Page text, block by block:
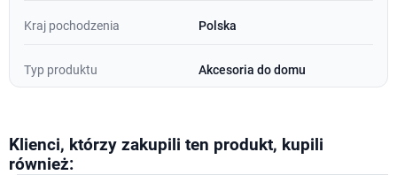
Kraj pochodzenia Polska
Typ produktu Akcesoria do domu
Klienci, którzy zakupili ten produkt, kupili
również: